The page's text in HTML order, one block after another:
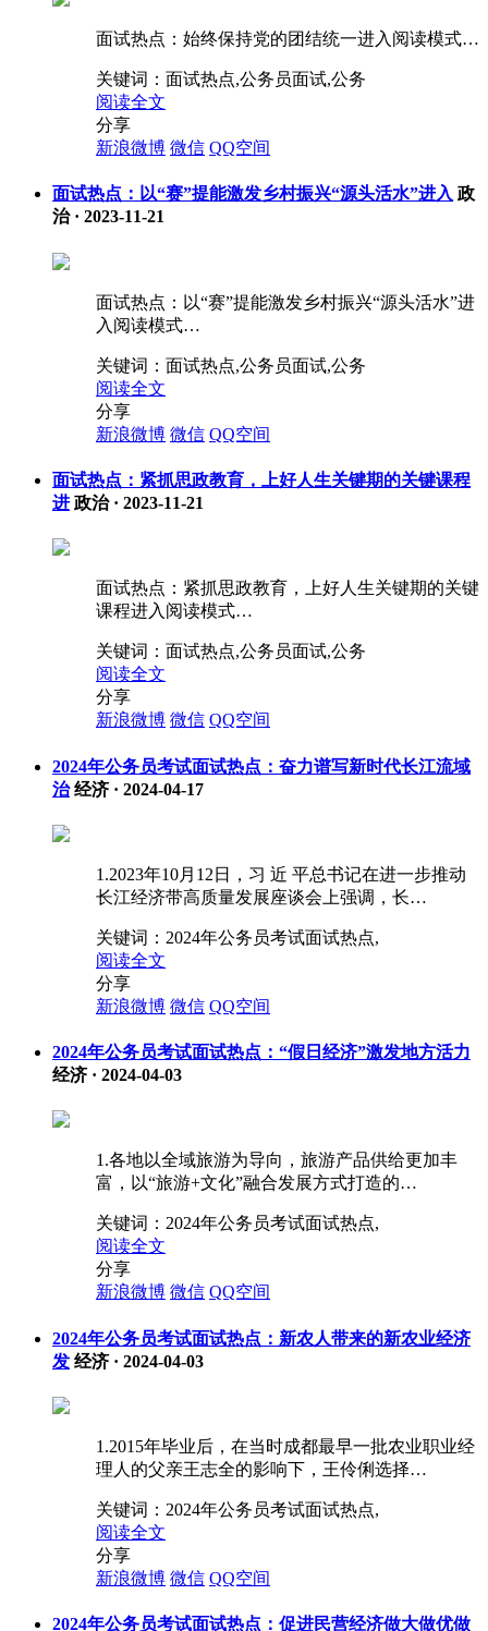
面试热点：始终保持党的团结统一进入阅读模式…
关键词： 面试热点,公务员面试,公务
阅读全文
分享
新浪微博 微信 QQ空间
面试热点：以“赛”提能激发乡村振兴“源头活水”进入 政
治· 2023-11-21
面试热点：以“赛”提能激发乡村振兴“源头活水”进
入阅读模式…
关键词： 面试热点,公务员面试,公务
阅读全文
分享
新浪微博 微信 QQ空间
面试热点：紧抓思政教育，上好人生关键期的关键课程
进 政治· 2023-11-21
面试热点：紧抓思政教育，上好人生关键期的关键
课程进入阅读模式…
关键词： 面试热点,公务员面试,公务
阅读全文
分享
新浪微博 微信 QQ空间
2024年公务员考试面试热点：奋力谱写新时代长江流域
治 经济· 2024-04-17
1.2023年10月12日，习 近 平总书记在进一步推动
长江经济带高质量发展座谈会上强调，长…
关键词： 2024年公务员考试面试热点,
阅读全文
分享
新浪微博 微信 QQ空间
2024年公务员考试面试热点：“假日经济”激发地方活力
经济· 2024-04-03
1.各地以全域旅游为导向，旅游产品供给更加丰
富，以“旅游+文化”融合发展方式打造的…
关键词： 2024年公务员考试面试热点,
阅读全文
分享
新浪微博 微信 QQ空间
2024年公务员考试面试热点：新农人带来的新农业经济
发 经济· 2024-04-03
1.2015年毕业后，在当时成都最早一批农业职业经
理人的父亲王志全的影响下，王伶俐选择…
关键词： 2024年公务员考试面试热点,
阅读全文
分享
新浪微博 微信 QQ空间
2024年公务员考试面试热点：促进民营经济做大做优做